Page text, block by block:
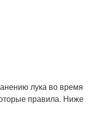
лука во время
правила. Ниже